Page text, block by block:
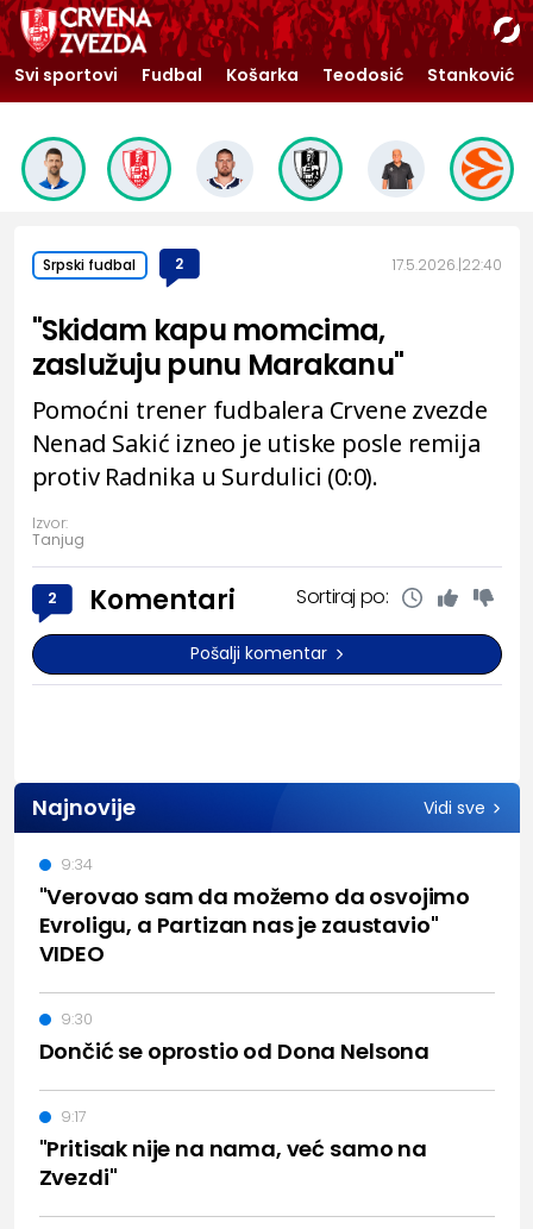
Svi sportovi Fudbal Košarka Teodosić Stanković
Srpski fudbal 2 17.5.2026. 22:40
"Skidam kapu momcima,
zaslužuju punu Marakanu"
Pomoćni trener fudbalera Crvene zvezde
Nenad Sakić izneo je utiske posle remija
protiv Radnika u Surdulici (0:0).
Izvor:
Tanjug
2 Komentari Sortiraj po:
Pošalji komentar
Najnovije Vidi sve
"Verovao sam da možemo da osvojimo
Evroligu, a Partizan nas je zaustavio"
VIDEO
9:34
Dončić se oprostio od Dona Nelsona
9:30
"Pritisak nije na nama, već samo na
Zvezdi"
9:17